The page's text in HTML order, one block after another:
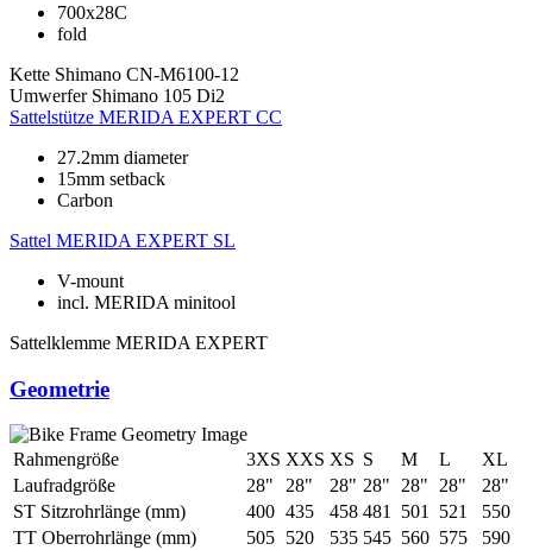
700x28C
fold
Kette Shimano CN-M6100-12
Umwerfer Shimano 105 Di2
Sattelstütze MERIDA EXPERT CC
27.2mm diameter
15mm setback
Carbon
Sattel MERIDA EXPERT SL
V-mount
incl. MERIDA minitool
Sattelklemme MERIDA EXPERT
Geometrie
Rahmengröße 3XS XXS XS S M L
XL
Laufradgröße
28" 28" 28" 28" 28" 28"
28"
ST Sitzrohrlänge (mm)
400 435 458 481 501 521
550
TT Oberrohrlänge (mm)
505 520 535 545 560 575
590